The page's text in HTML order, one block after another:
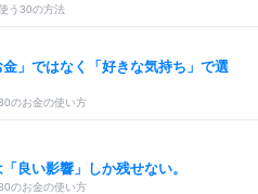
う30の方法
」ではなく「好きな気持ち」で選
のお金の使い方
良い影響」しか残せない。
のお金の使い方